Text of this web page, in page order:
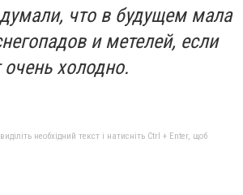
что в будущем мала
и метелей, если
очень холодно.
необхідний текст і натисніть Ctrl + Enter, щоб